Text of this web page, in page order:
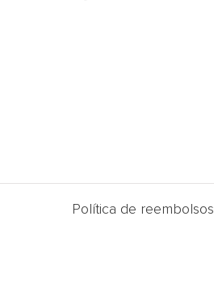
Política de reembolsos